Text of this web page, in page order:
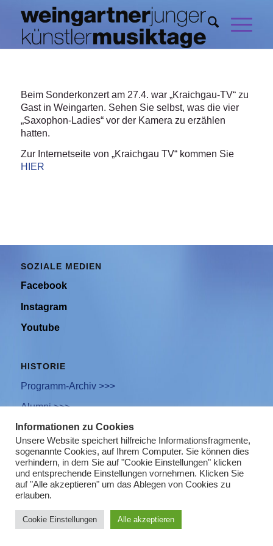
Beim Sonderkonzert am 27.4. war „Kraichgau-TV“ zu
Gast in Weingarten. Sehen Sie selbst, was die vier
„Saxophon-Ladies“ vor der Kamera zu erzählen
hatten.
Zur Internetseite von „Kraichgau TV“ kommen Sie
HIER
SOZIALE MEDIEN
Facebook
Instagram
Youtube
HISTORIE
Programm-Archiv >>>
Alumni >>>
Newsletter Anmeldung
Impressum
Informationen zu Cookies
Unsere Website speichert hilfreiche Informationsfragmente,
sogenannte Cookies, auf Ihrem Computer. Sie können dies
verhindern, in dem Sie auf "Cookie Einstellungen" klicken
und entsprechende Einstellungen vornehmen. Klicken Sie
auf "Alle akzeptieren" um das Ablegen von Cookies zu
erlauben.
Cookie Einstellungen Alle akzeptieren